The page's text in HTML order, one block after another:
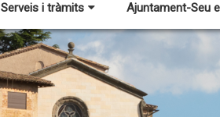
Serveis i tràmits Ajuntament-Seu